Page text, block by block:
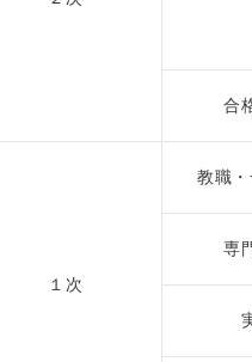
合
１次
教職
専